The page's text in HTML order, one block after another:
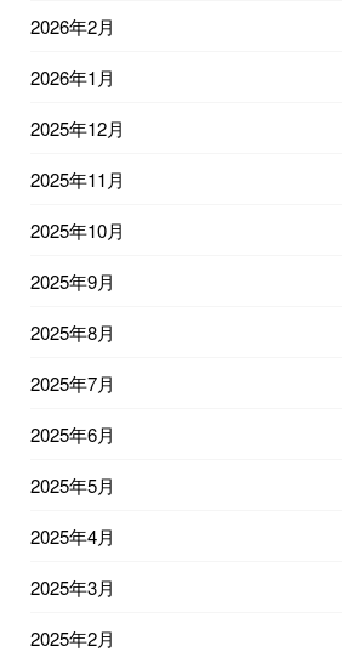
2026年2月
2026年1月
2025年12月
2025年11月
2025年10月
2025年9月
2025年8月
2025年7月
2025年6月
2025年5月
2025年4月
2025年3月
2025年2月